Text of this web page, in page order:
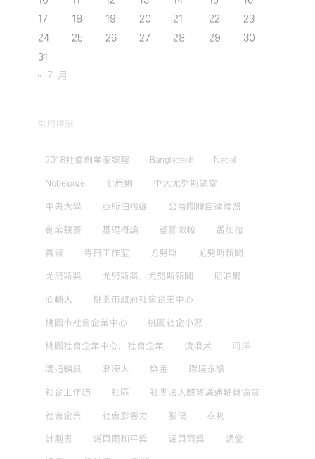
17
18 19 20 21 22
23
24
25 26 27 28 29
30
31
« 7 月
常用標籤
2018社會創業家課程 Bangladesh Nepal
Nobelprize 七原則 中大尤努斯講堂
中央大學 亞斯伯格症 公益團體自律聯盟
創業競賽 基礎概論 塑膠微粒 孟加拉
實習 寺日工作室 尤努斯 尤努斯新聞
尤努斯獎 尤努斯獎，尤努斯新聞 尼泊爾
心輔犬 桃園市政府社會企業中心
桃園市社會企業中心 桃園社企小聚
桃園社會企業中心，社會企業 流浪犬 海洋
溝通輔具 漸凍人 獎金 環境永續
社企工作坊 社區 社團法人麒望溝通輔具協會
社會企業 社會影響力 腦傷 衣物
計劃書 諾貝爾和平獎 諾貝爾獎 講堂